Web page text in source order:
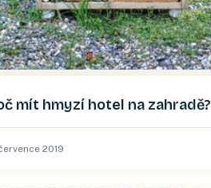
mít hmyzí hotel na zahradě?
2019